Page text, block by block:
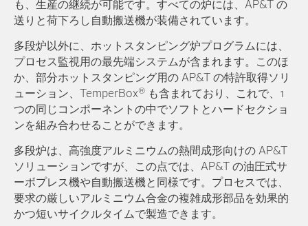
も、生産の継続が可能です。すべての炉には、AP&T の
送りと荷下ろし自動搬送機が装備されています。
多段炉以外に、ホットスタンピング炉プログラムには、
プロセス監視用の最先端システムが含まれます。このほ
か、部分ホットスタンピング用の AP&T の特許取得ソリ
ューション、TemperBox® も含まれており、これで、1
つの同じコンポーネントの中でソフトとハードセクショ
ンを組み合わせることができます。
多段炉は、高強度アルミニウムの熱間成形向けの AP&T
ソリューションですが、この点では、AP&T の油圧式サ
ーボプレス機や自動搬送機と同様です。プロセスでは、
要求の厳しいアルミニウム合金の複雑成形部品を効果的
かつ短いサイクルタイムで製造できます。